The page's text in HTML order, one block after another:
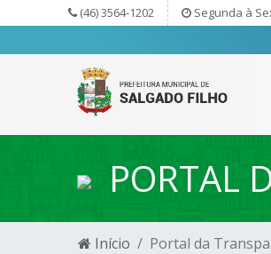
(46) 3564-1202 Segunda à
PORTAL
Início Portal da